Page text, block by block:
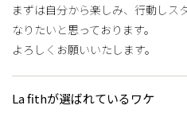
まずは自分から楽しみ、行動しス
なりたいと思っております。
よろしくお願いいたします。
La fithが選ばれているワケ